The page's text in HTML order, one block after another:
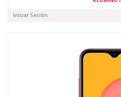
Iniciar Sesión